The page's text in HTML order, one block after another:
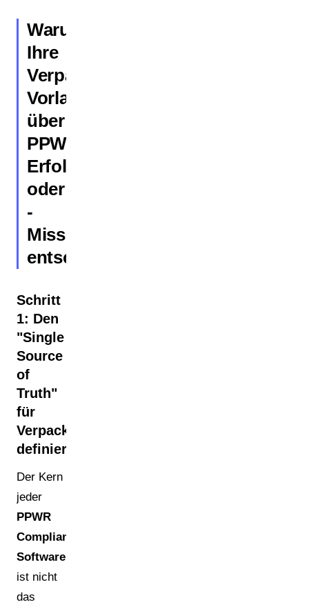
Warum
Ihre
Verpackungsdaten-
Vorlage
über
PPWR-
Erfolg
oder
-
Misserfolg
entscheidet
Schritt
1: Den
"Single
Source
of
Truth"
für
Verpackungsdaten
definieren
Der Kern
jeder
PPWR
Compliance
Software
ist nicht
das